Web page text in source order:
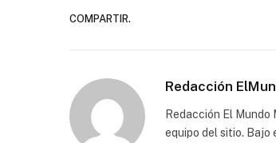
COMPARTIR.
Redacción
Redacción El
equipo del sitio.